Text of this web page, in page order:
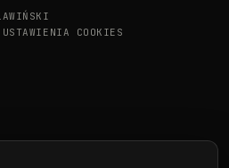
USTAWIENIA COOKIES